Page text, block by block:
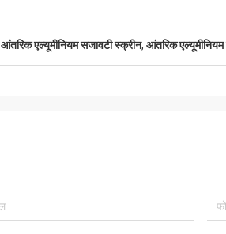
आंतरिक एल्यूमीनियम सजावटी स्क्रीन, आंतरिक